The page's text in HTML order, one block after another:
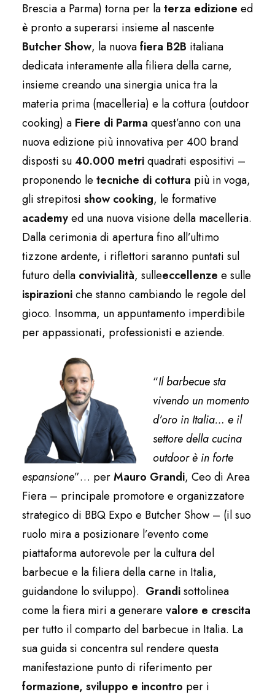
Brescia a Parma) torna per laterza edizione ed
è pronto a superarsi insieme al nascente
Butcher Show, la nuovafiera B2B italiana
dedicata interamente alla filiera della carne,
insieme creando una sinergia unica tra la
materia prima (macelleria) e la cottura (outdoor
cooking) a Fiere di Parma quest’anno con una
nuova edizione più innovativa per 400 brand
disposti su40.000 metriquadrati espositivi –
proponendo le tecniche di cottura più in voga,
gli strepitosi show cooking, le formative
academyed una nuova visione della macelleria.
Dalla cerimonia di apertura fino all’ultimo
tizzone ardente, i riflettori saranno puntati sul
futuro della convivialità, sulleeccellenze e sulle
ispirazioniche stanno cambiando le regole del
gioco. Insomma, un appuntamento imperdibile
per appassionati, professionisti e aziende.
“Il barbecue sta
vivendo un momento
d’oro in Italia… e il
settore della cucina
outdoor è in forte
espansione”… perMauro Grandi, Ceo di Area
Fiera – principale promotore e organizzatore
strategico di BBQ Expo e Butcher Show – (il suo
ruolo mira a posizionare l’evento come
piattaforma autorevole per la cultura del
barbecue e la filiera della carne in Italia,
guidandone lo sviluppo). Grandisottolinea
come la fiera miri a generare valore e crescita
per tutto il comparto del barbecue in Italia. La
sua guida si concentra sul rendere questa
manifestazione punto di riferimento per
formazione, sviluppo e incontro per i